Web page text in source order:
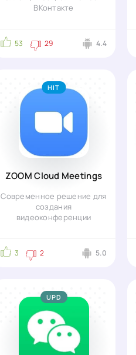
ВКонтакте
53 29 4.4
ZOOM Cloud Meetings
Современное решение для
создания
видеоконференции
3 2 5.0
HIT
UPD